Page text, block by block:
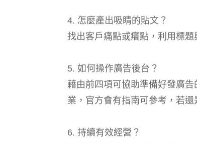
4. 怎麼產出吸睛的貼文？
找出客戶痛點或癢點，利用標
5. 如何操作廣告後台？
藉由前四項可協助準備好發廣
業，官方會有指南可參考，若還
6. 持續有效經營？